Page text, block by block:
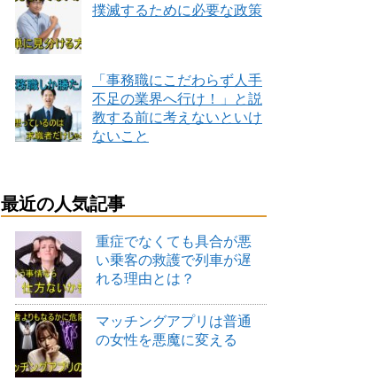
撲滅するために必要な政策
「事務職にこだわらず人手
不足の業界へ行け！」と説
教する前に考えないといけ
ないこと
最近の人気記事
重症でなくても具合が悪
い乗客の救護で列車が遅
れる理由とは？
マッチングアプリは普通
の女性を悪魔に変える